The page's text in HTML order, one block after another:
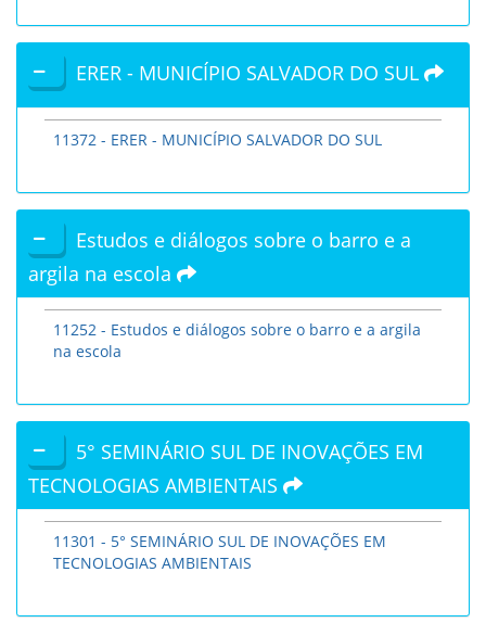
ERER - MUNICÍPIO SALVADOR DO SUL
11372 - ERER - MUNICÍPIO SALVADOR DO SUL
Estudos e diálogos sobre o barro e a
argila na escola
11252 - Estudos e diálogos sobre o barro e a argila
na escola
5° SEMINÁRIO SUL DE INOVAÇÕES EM
TECNOLOGIAS AMBIENTAIS
11301 - 5° SEMINÁRIO SUL DE INOVAÇÕES EM
TECNOLOGIAS AMBIENTAIS